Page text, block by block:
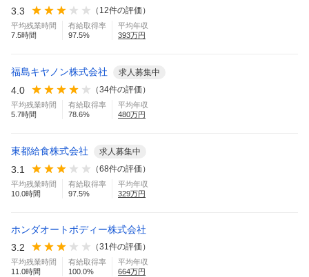
3.3
（ 12件の評価）
平均残業時間
7.5時間
有給取得率
97.5%
平均年収
393万円
福島キヤノン株式会社 求人募集中
4.0 （34件の評価）
平均残業時間
5.7時間
有給取得率
78.6%
平均年収
480万円
東都給食株式会社 求人募集中
3.1 （68件の評価）
平均残業時間
10.0時間
有給取得率
97.5%
平均年収
329万円
ホンダオートボディー株式会社
3.2
（31件の評価）
平均残業時間
11.0時間
有給取得率
100.0%
平均年収
664万円